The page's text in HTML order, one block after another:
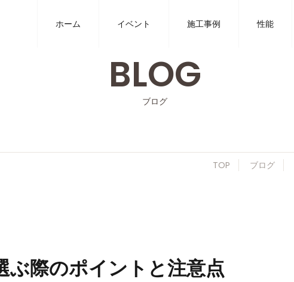
ホーム イベント 施工事例 性能
BLOG
ブログ
TOP ブログ
ぶ際のポイントと注意点